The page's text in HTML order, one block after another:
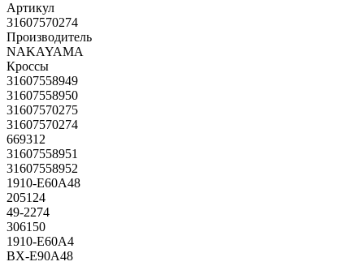
Артикул
31607570274
Производитель
NAKAYAMA
Кроссы
31607558949
31607558950
31607570275
31607570274
669312
31607558951
31607558952
1910-E60A48
205124
49-2274
306150
1910-E60A4
BX-E90A48